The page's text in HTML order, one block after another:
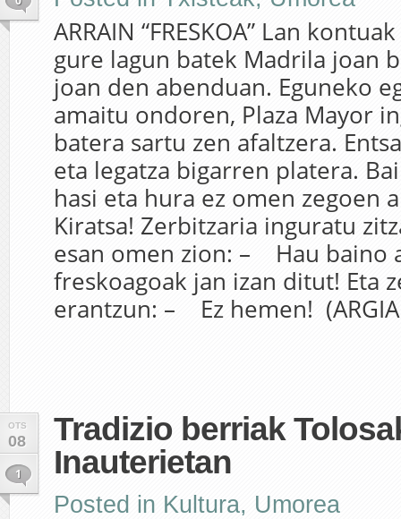
ARRAIN “FRESKOA” Lan
gure lagun batek Madrila joan
joan den abenduan. Eguneko
amaitu ondoren, Plaza Mayor
batera sartu zen afaltzera.
eta legatza bigarren platera.
hasi eta hura ez omen zegoen
Kiratsa! Zerbitzaria inguratu
esan omen zion: – Hau baino
freskoagoak jan izan ditut! Eta
erantzun: – Ez hemen!
OTS
08
1
Tradizio berriak
Inauterietan
Posted in Kultura, Umorea